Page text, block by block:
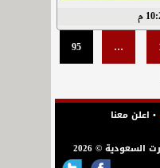
…
95
• اعلن معنا
© 2026